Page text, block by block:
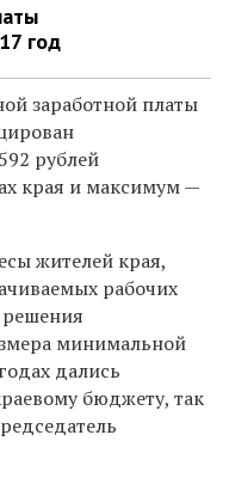
год
заработной платы
рублей
края и максимум —
жителей края,
рабочих
решения
минимальной
дались
бюджету, так